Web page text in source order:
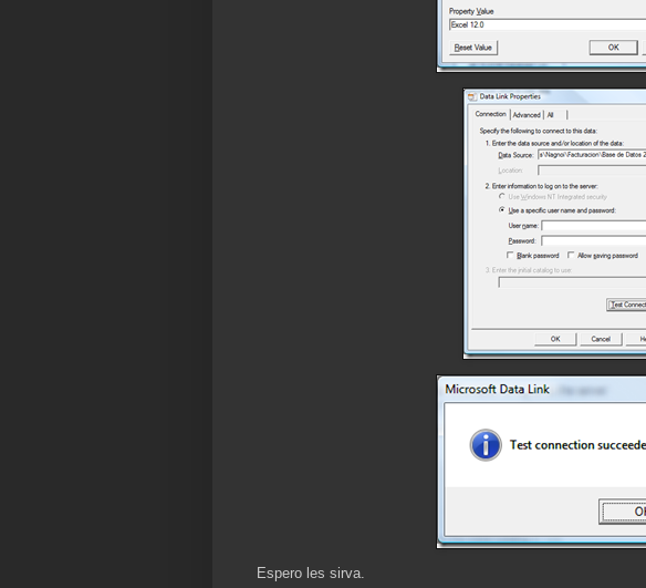
Espero les sirva.